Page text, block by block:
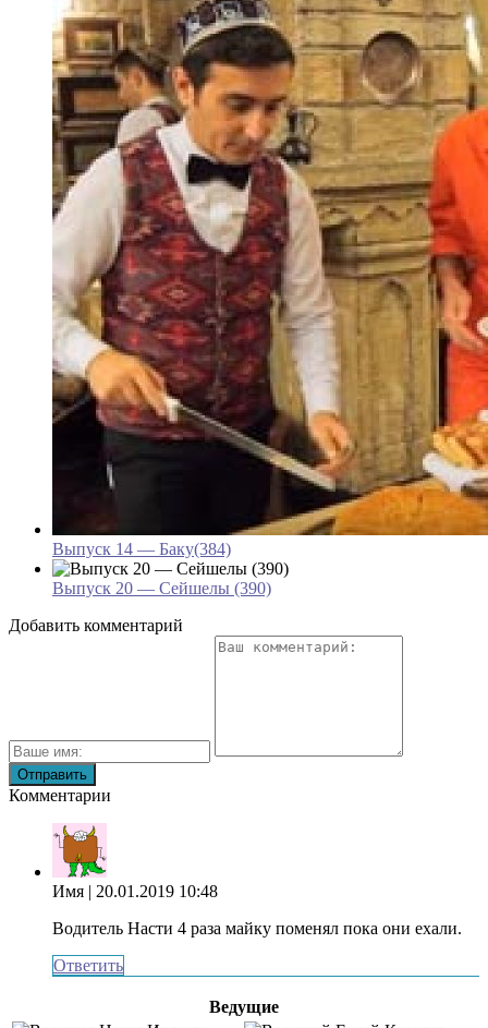
Выпуск 14 — Баку(384)
Выпуск 20 — Сейшелы (390)
Добавить комментарий
Комментарии
Имя | 20.01.2019 10:48
Водитель Насти 4 раза майку поменял пока они ехали.
Ответить
Ведущие